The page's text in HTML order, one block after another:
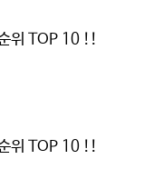
위 TOP 10 !!
위 TOP 10 !!